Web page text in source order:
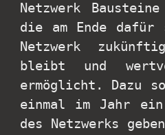
Netzwerk
die am Ende dafür
Netzwerk
bleibt und
ermöglicht. Dazu
einmal im Jahr
des Netzwerks